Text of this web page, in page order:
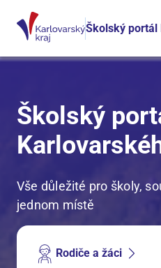
Školský
Školský
Vše důležité pro školy,
jednom místě
Rodiče a žáci